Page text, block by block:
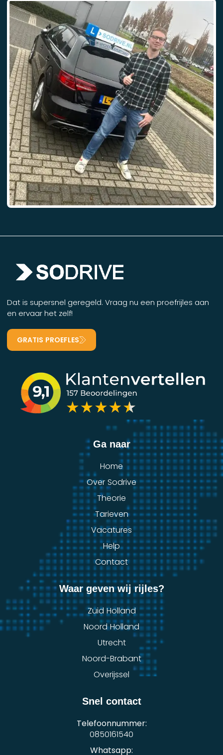
Dat is supersnel geregeld. Vraag nu een proefrijles aan
en ervaar het zelf!
GRATIS PROEFLES
Ga naar
Home
Over Sodrive
Theorie
Tarieven
Vacatures
Help
Contact
Waar geven wij rijles?
Zuid Holland
Noord Holland
Utrecht
Noord-Brabant
Overijssel
Snel contact
Telefoonnummer:
0850161540
Whatsapp: